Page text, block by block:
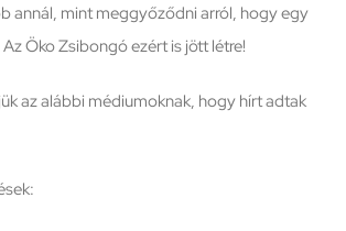
annál, mint meggyőződni arról, hogy egy
Öko Zsibongó ezért is jött létre!
az alábbi médiumoknak, hogy hírt adtak